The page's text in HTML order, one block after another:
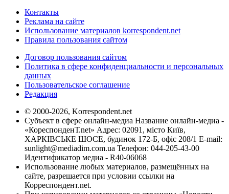
Контакты
Реклама на сайте
Использование материалов korrespondent.net
Правила пользования сайтом
Договор пользования сайтом
Политика в сфере конфиденциальности и персональных
данных
Пользовательское соглашение
Редакция
© 2000-2026, Korrespondent.net
Субъект в сфере онлайн-медиа Название онлайн-медиа -
«КореспонденТ.net» Адрес: 02091, місто Київ,
ХАРКІВСЬКЕ ШОСЕ, будинок 172-Б, офіс 208/1 E-mail:
sunlight@mediadim.com.ua Телефон: 044-205-43-00
Идентификатор медиа - R40-06068
Использование любых материалов, размещённых на
сайте, разрешается при условии ссылки на
Корреспондент.net.